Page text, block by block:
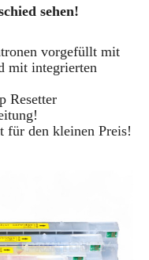
sehen!
vorgefüllt mit
mit integrierten
Resetter
für den kleinen Preis!